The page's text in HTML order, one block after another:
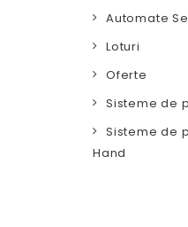
Automate
Loturi
Oferte
Sisteme de
Sisteme de
Hand